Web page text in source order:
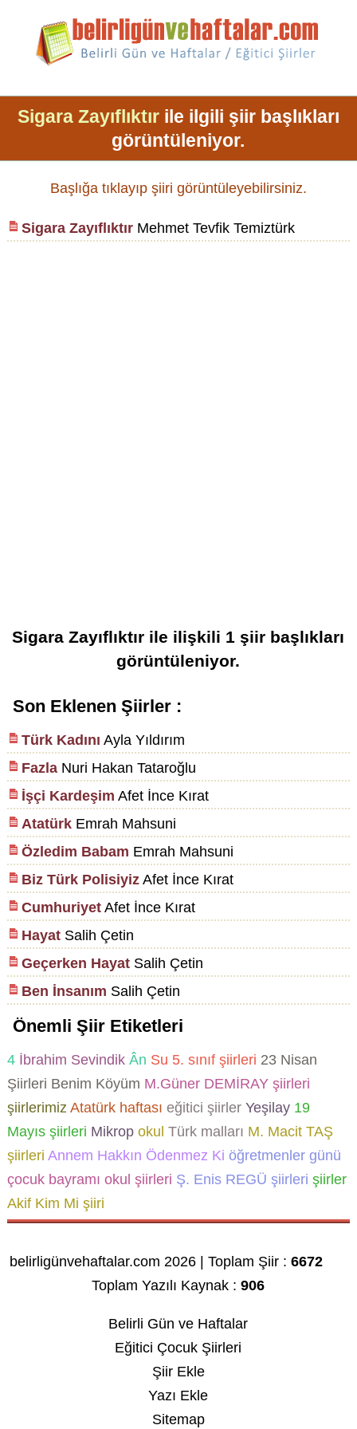
Sigara Zayıflıktırile ilgili şiir başlıkları
görüntüleniyor.
Başlığa tıklayıp şiiri görüntüleyebilirsiniz.
Sigara ZayıflıktırMehmet Tevfik Temiztürk
Sigara Zayıflıktır ile ilişkili 1 şiir başlıkları
görüntüleniyor.
Son Eklenen Şiirler :
Türk Kadını Ayla Yıldırım
FazlaNuri Hakan Tataroğlu
İşçi Kardeşim Afet İnce Kırat
AtatürkEmrah Mahsuni
Özledim Babam Emrah Mahsuni
Biz Türk PolisiyizAfet İnce Kırat
CumhuriyetAfet İnce Kırat
HayatSalih Çetin
Geçerken HayatSalih Çetin
Ben İnsanım Salih Çetin
Önemli Şiir Etiketleri
4 İbrahim Sevindik Ân Su 5. sınıf şiirleri 23 Nisan
Şiirleri Benim Köyüm M.Güner DEMİRAY şiirleri
şiirlerimiz Atatürk haftası eğitici şiirler Yeşilay 19
Mayıs şiirleri Mikrop okul Türk malları M. Macit TAŞ
şiirleri Annem Hakkın Ödenmez Ki öğretmenler günü
çocuk bayramı okul şiirleri Ş. Enis REGÜ şiirleri şiirler
Akif Kim Mi şiiri
belirligünvehaftalar.com 2026 | Toplam Şiir :6672
Toplam Yazılı Kaynak :906
Belirli Gün ve Haftalar
Eğitici Çocuk Şiirleri
Şiir Ekle
Yazı Ekle
Sitemap